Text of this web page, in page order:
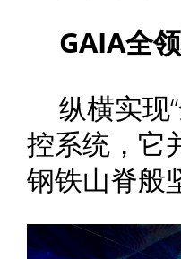
GAIA全
纵横实现
控系统，它
钢铁山脊般